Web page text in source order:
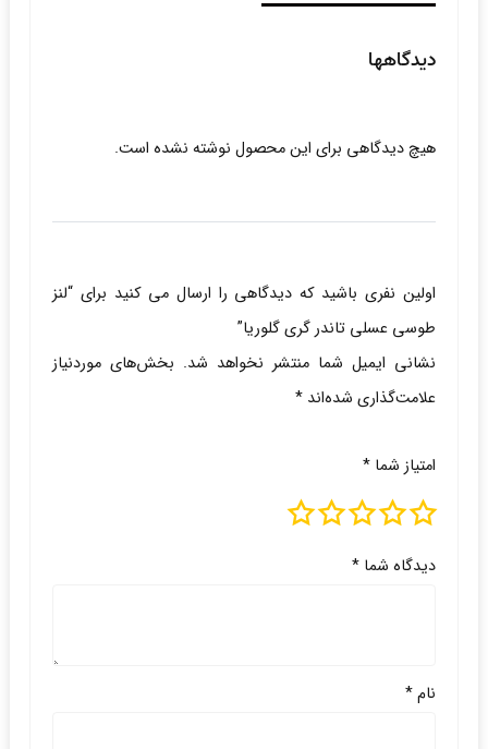
دیدگاهها
هیچ دیدگاهی برای این محصول نوشته نشده است.
اولین نفری باشید که دیدگاهی را ارسال می کنید برای “لنز
طوسی عسلی تاندر گری گلوریا”
نشانی ایمیل شما منتشر نخواهد شد. بخش‌های موردنیاز
علامت‌گذاری شده‌اند *
امتیاز شما *
دیدگاه شما *
نام*